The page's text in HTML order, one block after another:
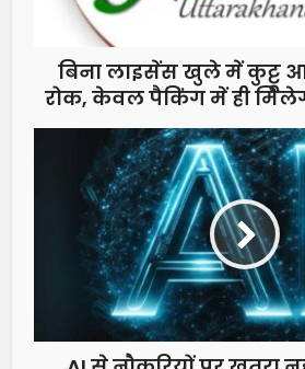
बिना लाइसेंस खुले में कुट्टू
रोक, केवल पैकिंग में ही